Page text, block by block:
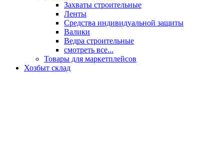
Захваты строительные
Ленты
Средства индивидуальной защиты
Валики
Ведра строительные
смотреть все...
Товары для маркетплейсов
Хозбыт склад